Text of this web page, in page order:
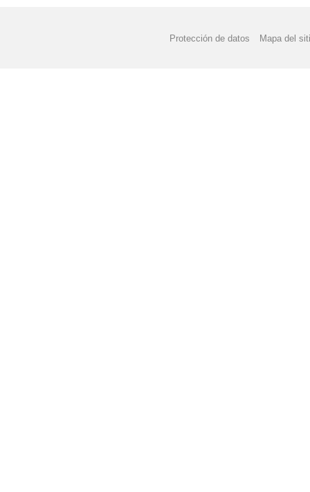
Protección de datos Mapa del